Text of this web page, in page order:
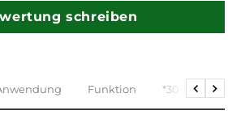
schreiben
Funktion *30 Tage Geld
Return